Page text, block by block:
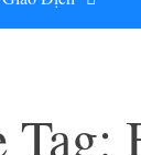
Tag: